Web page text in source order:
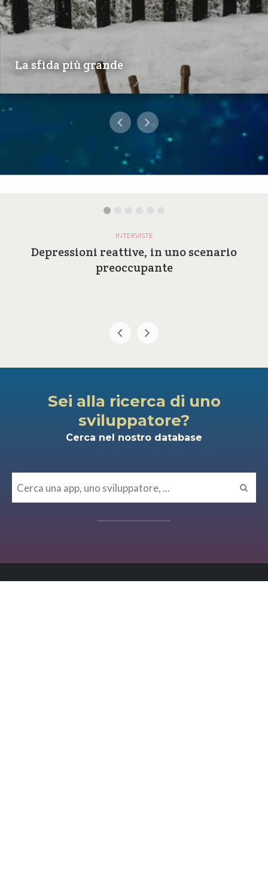
La sfida più grande
INTERVISTE
Depressioni reattive, in uno scenario
preoccupante
Sei alla ricerca di uno
sviluppatore?
Cerca nel nostro database